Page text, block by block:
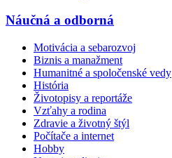
Náučná a odborná
Motivácia a sebarozvoj
Biznis a manažment
Humanitné a spoločenské vedy
História
Životopisy a reportáže
Vzťahy a rodina
Zdravie a životný štýl
Počítače a internet
Hobby